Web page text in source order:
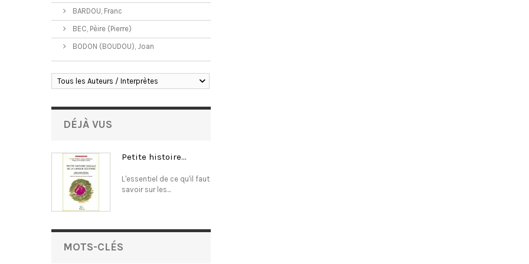
BARDOU, Franc
BEC, Pèire (Pierre)
BODON (BOUDOU), Joan
Tous les Auteurs / Interprètes
DÉJÀ VUS
Petite histoire...
L'essentiel de ce qu'il faut
savoir sur les...
MOTS-CLÉS